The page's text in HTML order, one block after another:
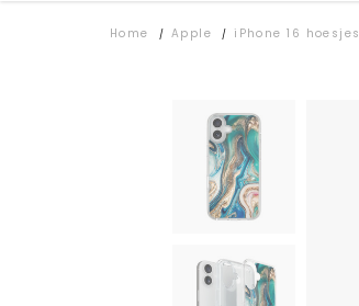
Home / Apple / iPhone 16 hoesjes